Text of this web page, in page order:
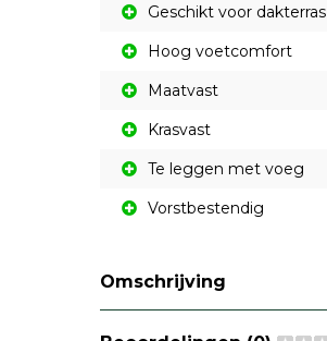
Geschikt voor dakterras
Hoog voetcomfort
Maatvast
Krasvast
Te leggen met voeg
Vorstbestendig
Omschrijving